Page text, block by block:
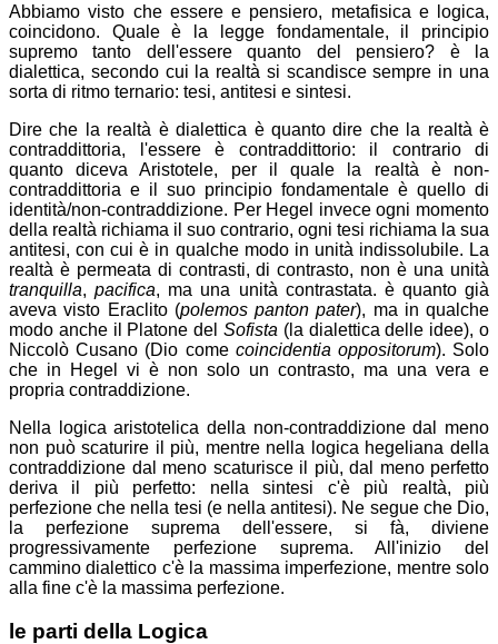
Abbiamo visto che essere e pensiero, metafisica e logica,
coincidono. Quale è la legge fondamentale, il principio
supremo tanto dell'essere quanto del pensiero? è la
dialettica, secondo cui la realtà si scandisce sempre in una
sorta di ritmo ternario: tesi, antitesi e sintesi.
Dire che la realtà è dialettica è quanto dire che la realtà è
contraddittoria, l'essere è contraddittorio: il contrario di
quanto diceva Aristotele, per il quale la realtà è non-
contraddittoria e il suo principio fondamentale è quello di
identità/non-contraddizione. Per Hegel invece ogni momento
della realtà richiama il suo contrario, ogni tesi richiama la sua
antitesi, con cui è in qualche modo in unità indissolubile. La
realtà è permeata di contrasti, di contrasto, non è una unità
tranquilla,pacifica, ma una unità contrastata. è quanto già
aveva visto Eraclito (polemos panton pater), ma in qualche
modo anche il Platone del Sofista (la dialettica delle idee), o
Niccolò Cusano (Dio come coincidentia oppositorum). Solo
che in Hegel vi è non solo un contrasto, ma una vera e
propria contraddizione.
Nella logica aristotelica della non-contraddizione dal meno
non può scaturire il più, mentre nella logica hegeliana della
contraddizione dal meno scaturisce il più, dal meno perfetto
deriva il più perfetto: nella sintesi c'è più realtà, più
perfezione che nella tesi (e nella antitesi). Ne segue che Dio,
la perfezione suprema dell'essere, si fà, diviene
progressivamente perfezione suprema. All'inizio del
cammino dialettico c'è la massima imperfezione, mentre solo
alla fine c'è la massima perfezione.
le parti della Logica